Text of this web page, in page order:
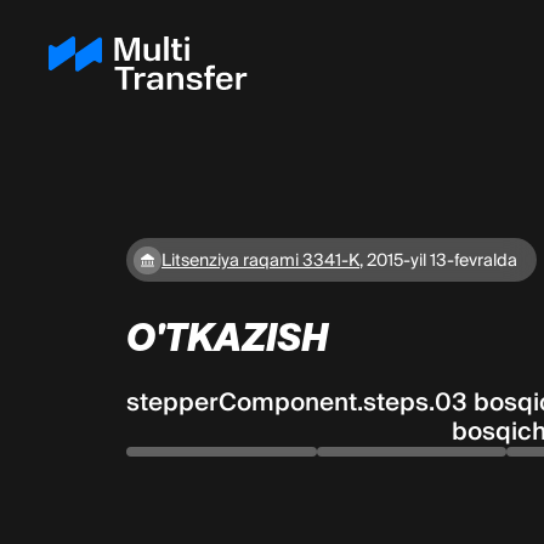
Litsenziya raqami 3341-K,2015-yil 13-fevralda
O'TKAZISH
stepperComponent.steps.03